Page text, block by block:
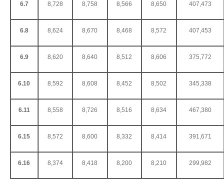
6.7 8,728 8,758 8,566 8,650 407,473
6.8 8,624 8,670 8,468 8,572 407,453
6.9 8,620 8,640 8,512 8,606 375,772
6.10 8,592 8,608 8,452 8,502 345,338
6.11 8,558 8,726 8,516 8,634 467,380
6.15 8,572 8,600 8,332 8,414 391,671
6.16 8,374 8,418 8,200 8,210 299,982